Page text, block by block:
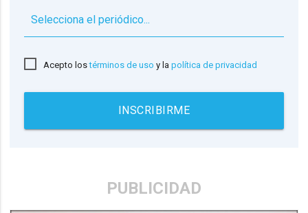
Acepto lostérminos de uso y lapolítica de privacidad
INSCRIBIRME
PUBLICIDAD